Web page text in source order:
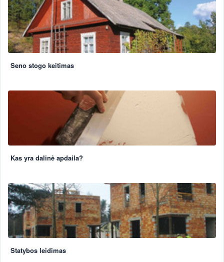
Seno stogo keitimas
Kas yra dalinė apdaila?
Statybos leidimas